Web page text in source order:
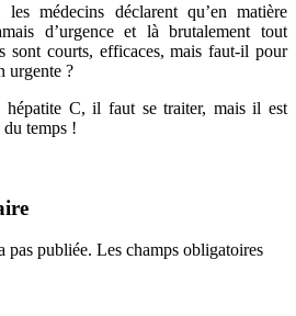
médecins déclarent qu’en matière
d’urgence et là brutalement tout
sont courts, efficaces, mais faut-il pour
urgente ?
hépatite C, il faut se traiter, mais il est
du temps !
pas publiée. Les champs obligatoires